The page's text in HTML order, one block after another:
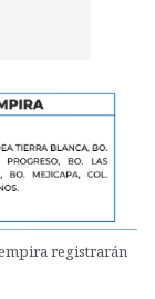
registrarán